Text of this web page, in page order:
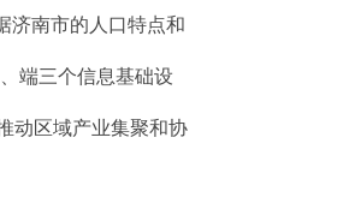
济南市的人口特点和
端三个信息基础设
动区域产业集聚和协